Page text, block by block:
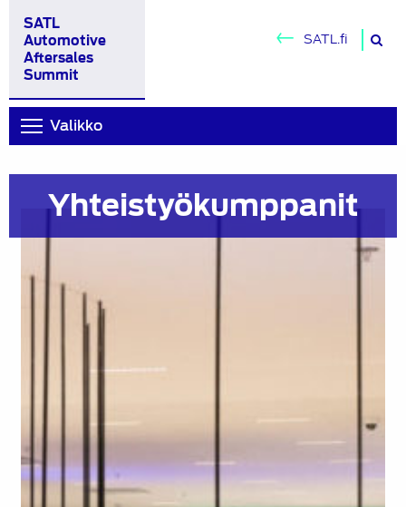
SATL
Automotive
Aftersales
Summit
SATL.fi
Valikko
Yhteistyökumppanit